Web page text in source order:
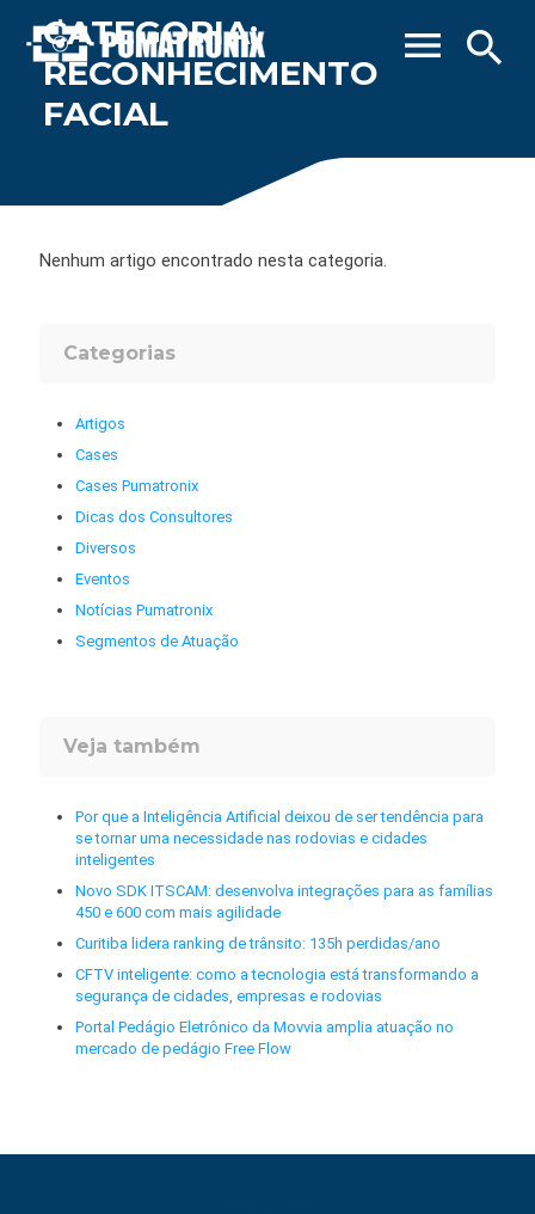
search
menu
CATEGORIA:
RECONHECIMENTO
FACIAL
Nenhum artigo encontrado nesta categoria.
Categorias
Artigos
Cases
Cases Pumatronix
Dicas dos Consultores
Diversos
Eventos
Notícias Pumatronix
Segmentos de Atuação
Veja também
Por que a Inteligência Artificial deixou de ser tendência para
se tornar uma necessidade nas rodovias e cidades
inteligentes
Novo SDK ITSCAM: desenvolva integrações para as famílias
450 e 600 com mais agilidade
Curitiba lidera ranking de trânsito: 135h perdidas/ano
CFTV inteligente: como a tecnologia está transformando a
segurança de cidades, empresas e rodovias
Portal Pedágio Eletrônico da Movvia amplia atuação no
mercado de pedágio Free Flow